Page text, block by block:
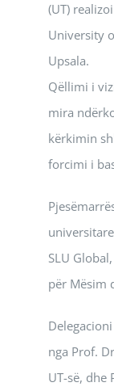
(UT)
University
Upsala.
Qëllimi i
mira
kërkimin
forcimi i
SLU
për Mësim
nga Prof.
UT-së, dhe